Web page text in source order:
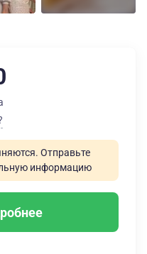
Отправьте
информацию